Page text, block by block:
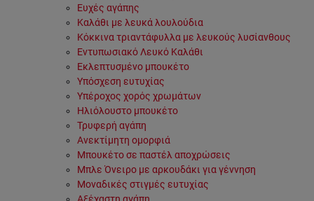
Ευχές αγάπης
Καλάθι με λευκά λουλούδια
Κόκκινα τριαντάφυλλα με λευκούς λυσίανθους
Εντυπωσιακό Λευκό Καλάθι
Εκλεπτυσμένο μπουκέτο
Υπόσχεση ευτυχίας
Υπέροχος χορός χρωμάτων
Ηλιόλουστο μπουκέτο
Τρυφερή αγάπη
Ανεκτίμητη ομορφιά
Μπουκέτο σε παστέλ αποχρώσεις
Μπλε Όνειρο με αρκουδάκι για γέννηση
Μοναδικές στιγμές ευτυχίας